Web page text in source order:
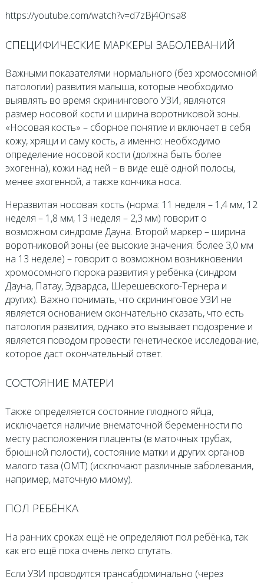
https://youtube.com/watch?v=d7zBj4Onsa8
СПЕЦИФИЧЕСКИЕ МАРКЕРЫ ЗАБОЛЕВАНИЙ
Важными показателями нормального (без хромосомной
патологии) развития малыша, которые необходимо
выявлять во время скринингового УЗИ, являются
размер носовой кости и ширина воротниковой зоны.
«Носовая кость» – сборное понятие и включает в себя
кожу, хрящи и саму кость, а именно: необходимо
определение носовой кости (должна быть более
эхогенна), кожи над ней – в виде ещё одной полосы,
менее эхогенной, а также кончика носа.
Неразвитая носовая кость (норма: 11 неделя – 1,4 мм, 12
неделя – 1,8 мм, 13 неделя – 2,3 мм) говорит о
возможном синдроме Дауна. Второй маркер – ширина
воротниковой зоны (её высокие значения: более 3,0 мм
на 13 неделе) – говорит о возможном возникновении
хромосомного порока развития у ребёнка (синдром
Дауна, Патау, Эдвардса, Шерешевского-Тернера и
других). Важно понимать, что скрининговое УЗИ не
является основанием окончательно сказать, что есть
патология развития, однако это вызывает подозрение и
является поводом провести генетическое исследование,
которое даст окончательный ответ.
СОСТОЯНИЕ МАТЕРИ
Также определяется состояние плодного яйца,
исключается наличие внематочной беременности по
месту расположения плаценты (в маточных трубах,
брюшной полости), состояние матки и других органов
малого таза (ОМТ) (исключают различные заболевания,
например, маточную миому).
ПОЛ РЕБЁНКА
На ранних сроках ещё не определяют пол ребёнка, так
как его ещё пока очень легко спутать.
Если УЗИ проводится трансабдоминально (через